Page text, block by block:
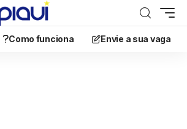
Como funciona Envie a sua vaga